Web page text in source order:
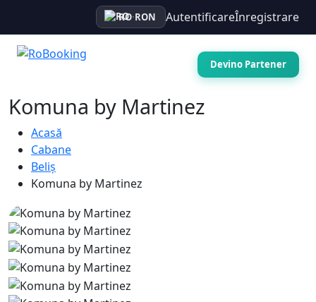
RO·RON AutentificareÎnregistrare
Devino Partener
Komuna by Martinez
Acasă
Cabane
Beliș
Komuna by Martinez